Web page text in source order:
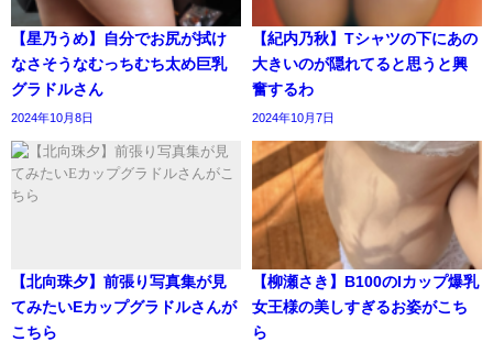
【星乃うめ】自分でお尻が拭け
なさそうなむっちむち太め巨乳
グラドルさん
2024年10月8日
【紀内乃秋】Tシャツの下にあの
大きいのが隠れてると思うと興
奮するわ
2024年10月7日
【北向珠夕】前張り写真集が見
てみたいEカップグラドルさんが
こちら
【柳瀬さき】B100のIカップ爆乳
女王様の美しすぎるお姿がこち
ら